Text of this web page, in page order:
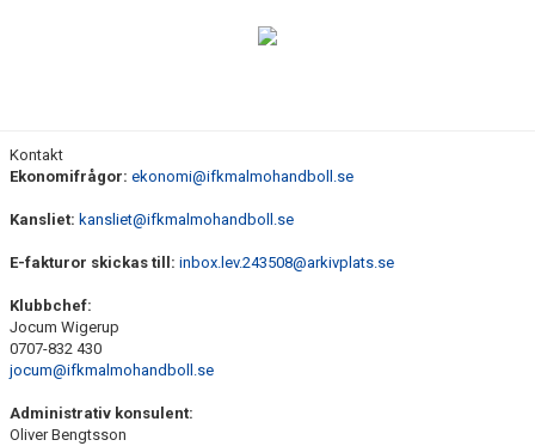
Kontakt
Ekonomifrågor: ekonomi@ifkmalmohandboll.se
Kansliet: kansliet@ifkmalmohandboll.se
E-fakturor skickas till: inbox.lev.243508@arkivplats.se
Klubbchef:
Jocum Wigerup
0707-832 430
jocum@ifkmalmohandboll.se
Administrativ konsulent:
Oliver Bengtsson